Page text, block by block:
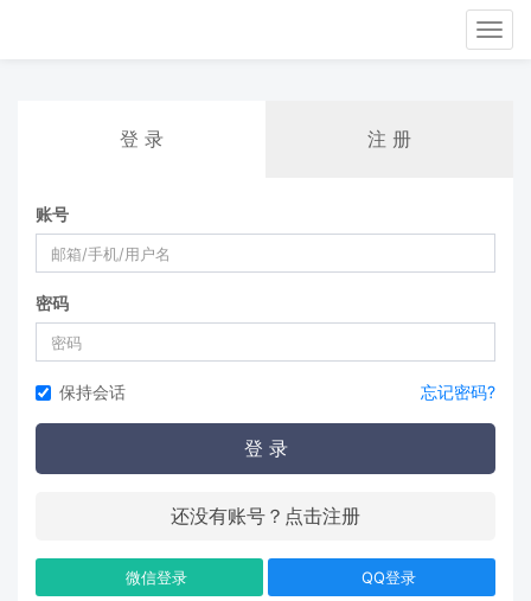
登 录 注 册
账号
密码
保持会话 忘记密码?
登 录
还没有账号？点击注册
微信登录 QQ登录